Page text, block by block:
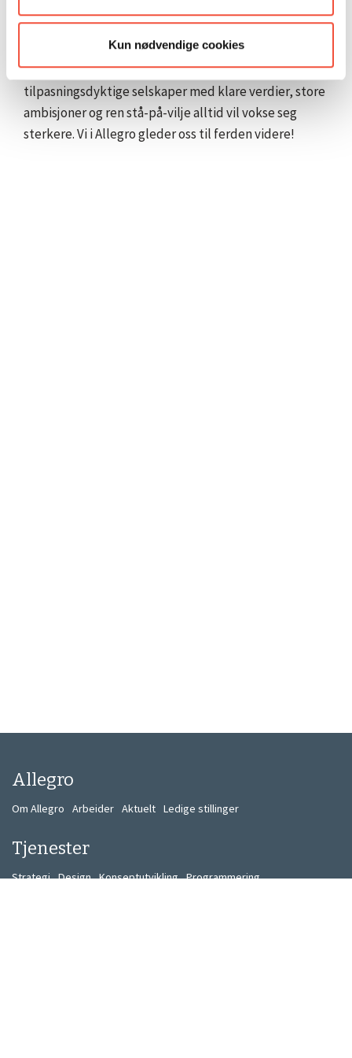
Kun nødvendige cookies
Allegro er stolte over å få være med på den
eventyrlige reisen til Lierhus. Vår erfaring viser at
tilpasningsdyktige selskaper med klare verdier, store
ambisjoner og ren stå-på-vilje alltid vil vokse seg
sterkere. Vi i Allegro gleder oss til ferden videre!
Allegro
Om Allegro Arbeider Aktuelt Ledige stillinger
Tjenester
Strategi Design Konseptutvikling Programmering